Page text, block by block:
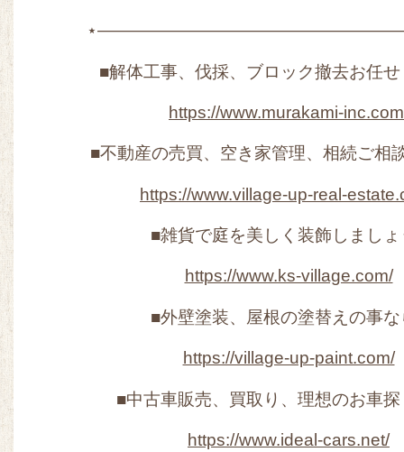
■解体工事、伐採、ブロック撤去お任
https://www.murakami-
■不動産の売買、空き家管理、相続ご相
https://www.village-up-real-
■雑貨で庭を美しく装飾しましょ
https://www.ks-village.com/
■外壁塗装、屋根の塗替えの事な
https://village-up-paint.com/
■中古車販売、買取り、理想のお車
https://www.ideal-cars.net/